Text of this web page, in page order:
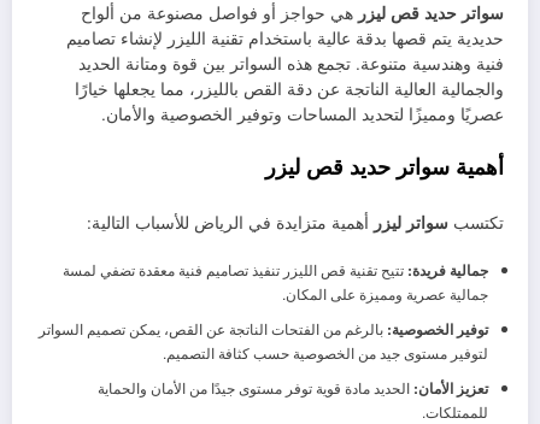
سواتر حديد قص ليزر هي حواجز أو فواصل مصنوعة من ألواح
حديدية يتم قصها بدقة عالية باستخدام تقنية الليزر لإنشاء تصاميم
فنية وهندسية متنوعة. تجمع هذه السواتر بين قوة ومتانة الحديد
والجمالية العالية الناتجة عن دقة القص بالليزر، مما يجعلها خيارًا
عصريًا ومميزًا لتحديد المساحات وتوفير الخصوصية والأمان.
أهمية سواتر حديد قص ليزر
تكتسب سواتر ليزر أهمية متزايدة في الرياض للأسباب التالية:
جمالية فريدة: تتيح تقنية قص الليزر تنفيذ تصاميم فنية معقدة تضفي لمسة
جمالية عصرية ومميزة على المكان.
توفير الخصوصية: بالرغم من الفتحات الناتجة عن القص، يمكن تصميم السواتر
لتوفير مستوى جيد من الخصوصية حسب كثافة التصميم.
تعزيز الأمان: الحديد مادة قوية توفر مستوى جيدًا من الأمان والحماية
للممتلكات.